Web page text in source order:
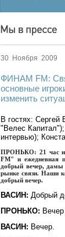
30 Ноября 2009
ФИНАМ FM:
основные
изменить
В гостях:
"Велес
интервью);
ПРОНЬКО: 21 час
FM" и ежедневная
добрый вечер, дамы
рынке связи. Наши
добрый вечер.
ВАСИН: Добрый
ПРОНЬКО:
ВАСИН: Вечер.